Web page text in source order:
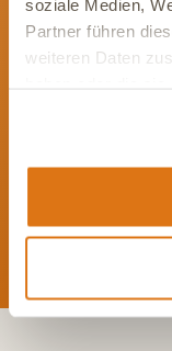
soziale Medien,
Partner führen
weiteren Daten
Social Media.